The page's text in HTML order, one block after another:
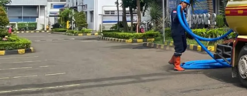
tanknya. Pasalnya, septic tank juga bisa bocor, penuh, sampai
Tangsel TangerangSelatan yang bisa Anda gunakan kapan saja.
gedung bertingkat, sampai untuk bangunan instansi milik pemerintah.
Tangerang Selatan atau sering disingkat menjadi Tangsel ini adalah
kawasan
metropolitan
Jakarta Raya. Wilayah ini terdiri dari beberapa
Serpong, Serpong Utara, Pondok Aren, dan Kecamatan Setu.